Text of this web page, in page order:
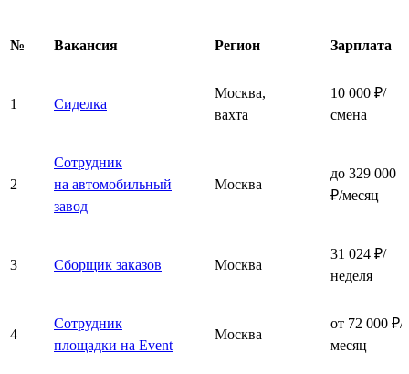
№ Вакансия Регион Зарплата
1 Сиделка
Москва,
вахта
10 000 ₽/
смена
2
Сотрудник
на автомобильный
завод
Москва
до 329 000
₽/месяц
3 Сборщик заказов Москва
31 024 ₽/
неделя
4
Сотрудник
площадки на Event
Москва
от 72 000 ₽/
месяц